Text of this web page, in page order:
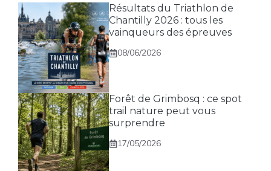
Résultats du Triathlon de
Chantilly 2026 : tous les
vainqueurs des épreuves
08/06/2026
Forêt de Grimbosq : ce spot
trail nature peut vous
surprendre
17/05/2026